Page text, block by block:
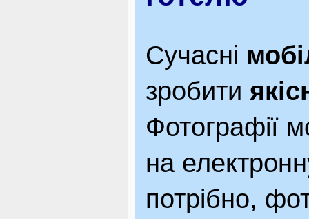
ТРАНСФЕР
ВІДВІДУВАЧАМ
Сучасні
зробити
Фотографії
на
потрібно,